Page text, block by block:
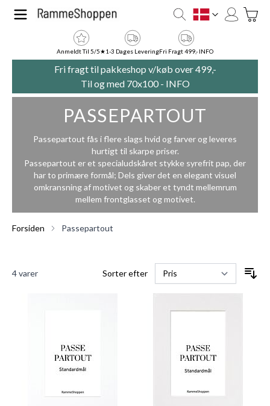
Skip to Content
DK
Anmeldt Til 5/5★1-3 Dages LeveringFri Fragt 499,- INFO
Fri fragt til pakkeshop v/køb over 499,-
Til og med 70x100 - INFO
PASSEPARTOUT
Passepartout fås i flere slags hvid og farver og leveres
hurtigt til skarpe priser.
Passepartout er et specialudskåret stykke syrefrit pap, der
har to primære formål; Dels giver det en elegant visuel
omkransning af motivet og skaber et tyndt mellemrum
mellem frontglasset og motivet.
Forsiden Passepartout
4varer Sorter efter